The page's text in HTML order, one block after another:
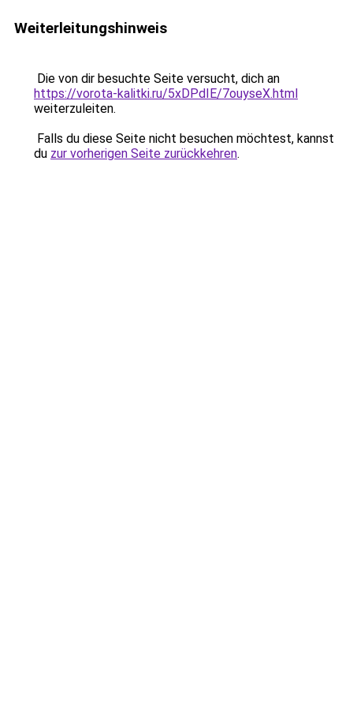
Weiterleitungshinweis
Die von dir besuchte Seite versucht, dich an
https://vorota-kalitki.ru/5xDPdIE/7ouyseX.html
weiterzuleiten.
Falls du diese Seite nicht besuchen möchtest, kannst
du zur vorherigen Seite zurückkehren.